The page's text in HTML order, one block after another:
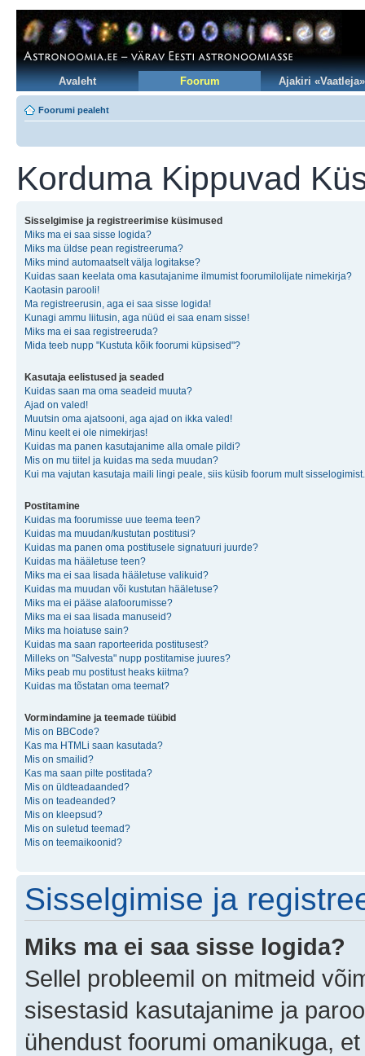
Avaleht Foorum Ajakiri «Vaatleja»
Foorumi pealeht
Korduma Kippuvad
Sisselgimise ja registreerimise küsimused
Miks ma ei saa sisse logida?
Miks ma üldse pean registreeruma?
Miks mind automaatselt välja logitakse?
Kuidas saan keelata oma kasutajanime ilmumist foorumilolijate nimekirja?
Kaotasin parooli!
Ma registreerusin, aga ei saa sisse logida!
Kunagi ammu liitusin, aga nüüd ei saa enam sisse!
Miks ma ei saa registreeruda?
Mida teeb nupp "Kustuta kõik foorumi küpsised"?
Kasutaja eelistused ja seaded
Kuidas saan ma oma seadeid muuta?
Ajad on valed!
Muutsin oma ajatsooni, aga ajad on ikka valed!
Minu keelt ei ole nimekirjas!
Kuidas ma panen kasutajanime alla omale pildi?
Mis on mu tiitel ja kuidas ma seda muudan?
Kui ma vajutan kasutaja maili lingi peale, siis küsib foorum mult sisselogimist.
Postitamine
Kuidas ma foorumisse uue teema teen?
Kuidas ma muudan/kustutan postitusi?
Kuidas ma panen oma postitusele signatuuri juurde?
Kuidas ma hääletuse teen?
Miks ma ei saa lisada hääletuse valikuid?
Kuidas ma muudan või kustutan hääletuse?
Miks ma ei pääse alafoorumisse?
Miks ma ei saa lisada manuseid?
Miks ma hoiatuse sain?
Kuidas ma saan raporteerida postitusest?
Milleks on "Salvesta" nupp postitamise juures?
Miks peab mu postitust heaks kiitma?
Kuidas ma tõstatan oma teemat?
Vormindamine ja teemade tüübid
Mis on BBCode?
Kas ma HTMLi saan kasutada?
Mis on smailid?
Kas ma saan pilte postitada?
Mis on üldteadaanded?
Mis on teadeanded?
Mis on kleepsud?
Mis on suletud teemad?
Mis on teemaikoonid?
Sisselgimise ja
Miks ma ei saa sisse logida?
Sellel probleemil on mitmeid
sisestasid kasutajanime ja
ühendust foorumi omanikuga,